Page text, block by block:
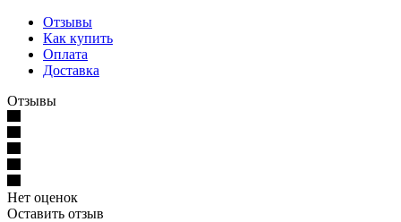
Отзывы
Как купить
Оплата
Доставка
Отзывы
Нет оценок
Оставить отзыв